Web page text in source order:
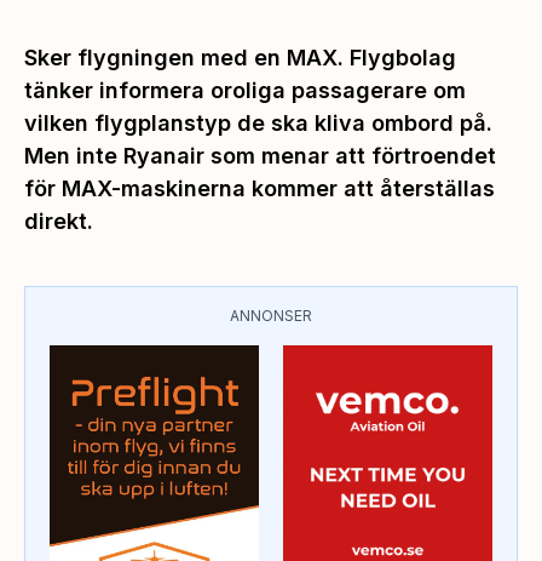
Sker flygningen med en MAX. Flygbolag
tänker informera oroliga passagerare om
vilken flygplanstyp de ska kliva ombord på.
Men inte Ryanair som menar att förtroendet
för MAX-maskinerna kommer att återställas
direkt.
ANNONSER